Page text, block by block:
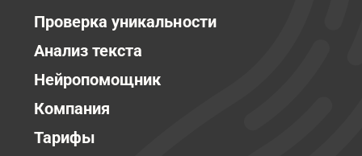
Проверка уникальности
Анализ текста
Нейропомощник
Компания
Тарифы